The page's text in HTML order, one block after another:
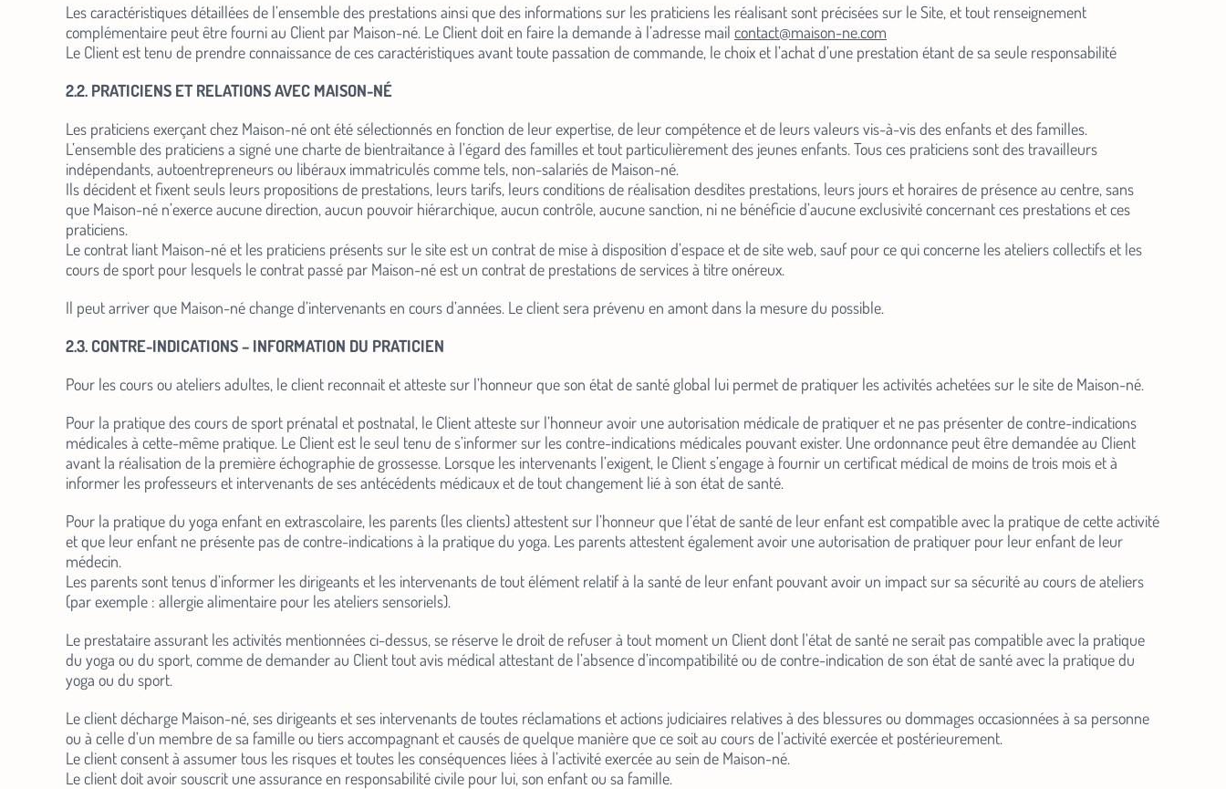
Les caractéristiques détaillées de l’ensemble des prestations ainsi que des informations sur les praticiens les réalisant sont précisées sur le Site, et tout renseignement
complémentaire peut être fourni au Client par Maison-né. Le Client doit en faire la demande à l’adresse mail contact@maison-ne.com
Le Client est tenu de prendre connaissance de ces caractéristiques avant toute passation de commande, le choix et l’achat d’une prestation étant de sa seule responsabilité
2.2. PRATICIENS ET RELATIONS AVEC MAISON-NÉ
Les praticiens exerçant chez Maison-né ont été sélectionnés en fonction de leur expertise, de leur compétence et de leurs valeurs vis-à-vis des enfants et des familles.
L’ensemble des praticiens a signé une charte de bientraitance à l’égard des familles et tout particulièrement des jeunes enfants. Tous ces praticiens sont des travailleurs
indépendants, autoentrepreneurs ou libéraux immatriculés comme tels, non-salariés de Maison-né.
Ils décident et fixent seuls leurs propositions de prestations, leurs tarifs, leurs conditions de réalisation desdites prestations, leurs jours et horaires de présence au centre, sans
que Maison-né n’exerce aucune direction, aucun pouvoir hiérarchique, aucun contrôle, aucune sanction, ni ne bénéficie d’aucune exclusivité concernant ces prestations et ces
praticiens.
Le contrat liant Maison-né et les praticiens présents sur le site est un contrat de mise à disposition d’espace et de site web, sauf pour ce qui concerne les ateliers collectifs et les
cours de sport pour lesquels le contrat passé par Maison-né est un contrat de prestations de services à titre onéreux.
Il peut arriver que Maison-né change d’intervenants en cours d’années. Le client sera prévenu en amont dans la mesure du possible.
2.3. CONTRE-INDICATIONS – INFORMATION DU PRATICIEN
Pour les cours ou ateliers adultes, le client reconnait et atteste sur l’honneur que son état de santé global lui permet de pratiquer les activités achetées sur le site de Maison-né.
Pour la pratique des cours de sport prénatal et postnatal, le Client atteste sur l’honneur avoir une autorisation médicale de pratiquer et ne pas présenter de contre-indications
médicales à cette-même pratique. Le Client est le seul tenu de s’informer sur les contre-indications médicales pouvant exister. Une ordonnance peut être demandée au Client
avant la réalisation de la première échographie de grossesse. Lorsque les intervenants l’exigent, le Client s’engage à fournir un certificat médical de moins de trois mois et à
informer les professeurs et intervenants de ses antécédents médicaux et de tout changement lié à son état de santé.
Pour la pratique du yoga enfant en extrascolaire, les parents (les clients) attestent sur l’honneur que l’état de santé de leur enfant est compatible avec la pratique de cette activité
et que leur enfant ne présente pas de contre-indications à la pratique du yoga. Les parents attestent également avoir une autorisation de pratiquer pour leur enfant de leur
médecin.
Les parents sont tenus d’informer les dirigeants et les intervenants de tout élément relatif à la santé de leur enfant pouvant avoir un impact sur sa sécurité au cours de ateliers
(par exemple : allergie alimentaire pour les ateliers sensoriels).
Le prestataire assurant les activités mentionnées ci-dessus, se réserve le droit de refuser à tout moment un Client dont l’état de santé ne serait pas compatible avec la pratique
du yoga ou du sport, comme de demander au Client tout avis médical attestant de l’absence d’incompatibilité ou de contre-indication de son état de santé avec la pratique du
yoga ou du sport.
Le client décharge Maison-né, ses dirigeants et ses intervenants de toutes réclamations et actions judiciaires relatives à des blessures ou dommages occasionnées à sa personne
ou à celle d’un membre de sa famille ou tiers accompagnant et causés de quelque manière que ce soit au cours de l’activité exercée et postérieurement.
Le client consent à assumer tous les risques et toutes les conséquences liées à l’activité exercée au sein de Maison-né.
Le client doit avoir souscrit une assurance en responsabilité civile pour lui, son enfant ou sa famille.